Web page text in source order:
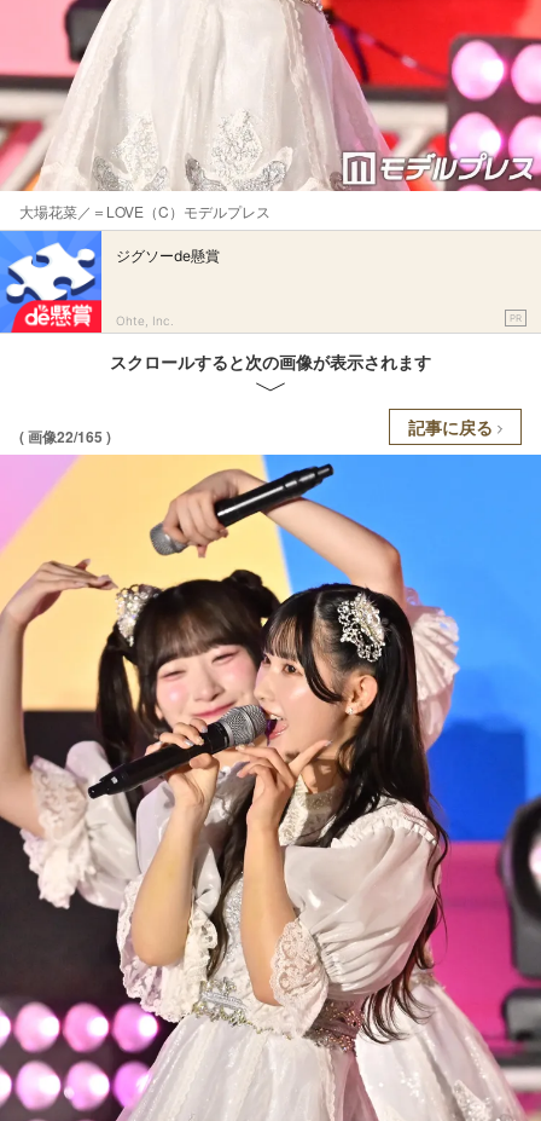
大場花菜／＝LOVE（C）モデルプレス
ジグソーde懸賞
Ohte, Inc. PR
スクロールすると次の画像が表示されます
( 画像22/165 ) 記事に戻る